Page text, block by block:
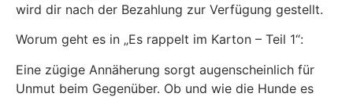
wird dir nach der Bezahlung zur Verfügung gestellt.
Worum geht es in „Es rappelt im Karton – Teil 1“:
Eine zügige Annäherung sorgt augenscheinlich für
Unmut beim Gegenüber. Ob und wie die Hunde es